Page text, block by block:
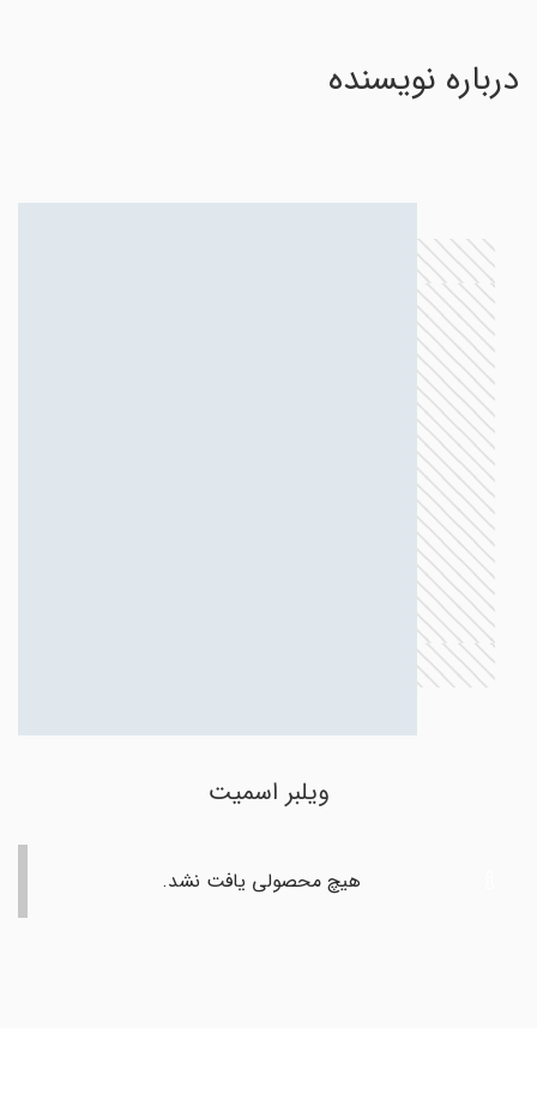
درباره نویسنده
ویلبر اسمیت
هیچ محصولی یافت نشد.